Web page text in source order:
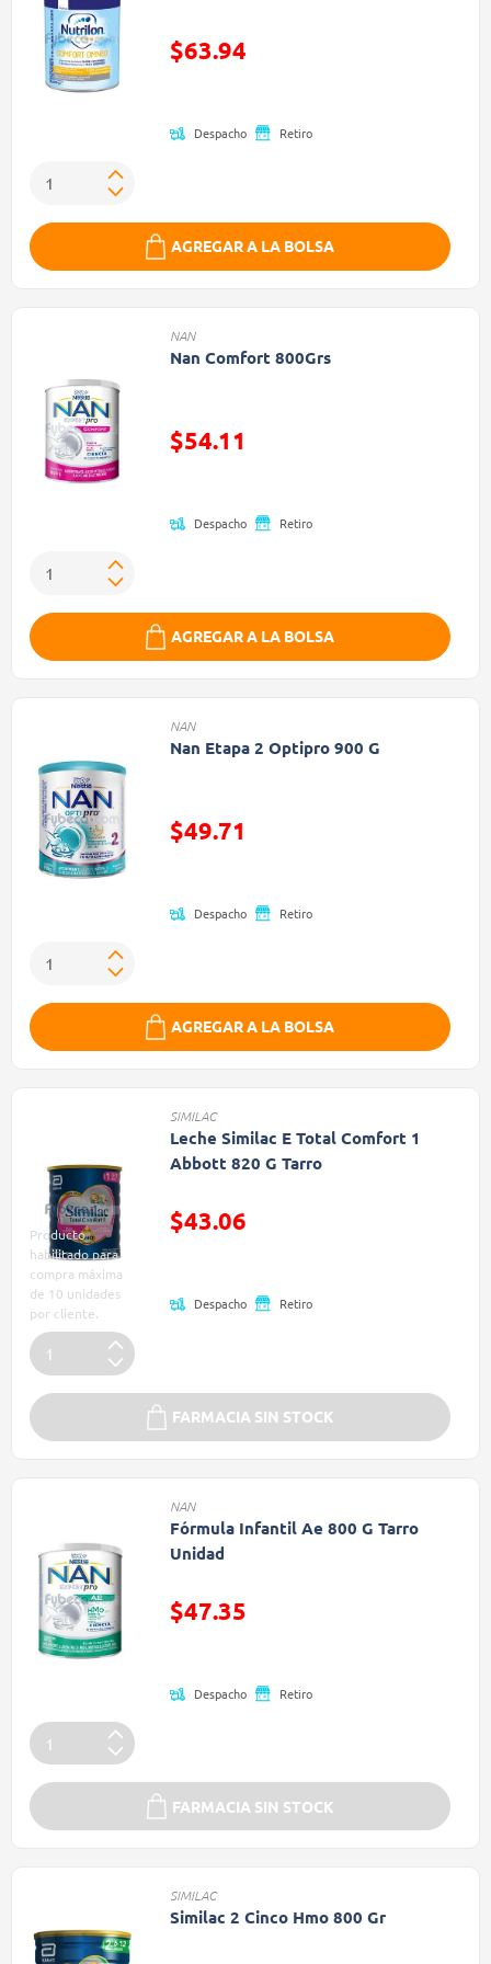
$63.94
Despacho Retiro
AGREGAR A LA BOLSA
NAN
Nan Comfort 800Grs
$54.11
Despacho Retiro
AGREGAR A LA BOLSA
NAN
Nan Etapa 2 Optipro 900 G
$49.71
Despacho Retiro
AGREGAR A LA BOLSA
Producto
habilitado para
compra máxima
de 10 unidades
por cliente.
SIMILAC
Leche Similac E Total Comfort 1
Abbott 820 G Tarro
$43.06
Despacho Retiro
FARMACIA SIN STOCK
NAN
Fórmula Infantil Ae 800 G Tarro
Unidad
$47.35
Despacho Retiro
FARMACIA SIN STOCK
SIMILAC
Similac 2 Cinco Hmo 800 Gr